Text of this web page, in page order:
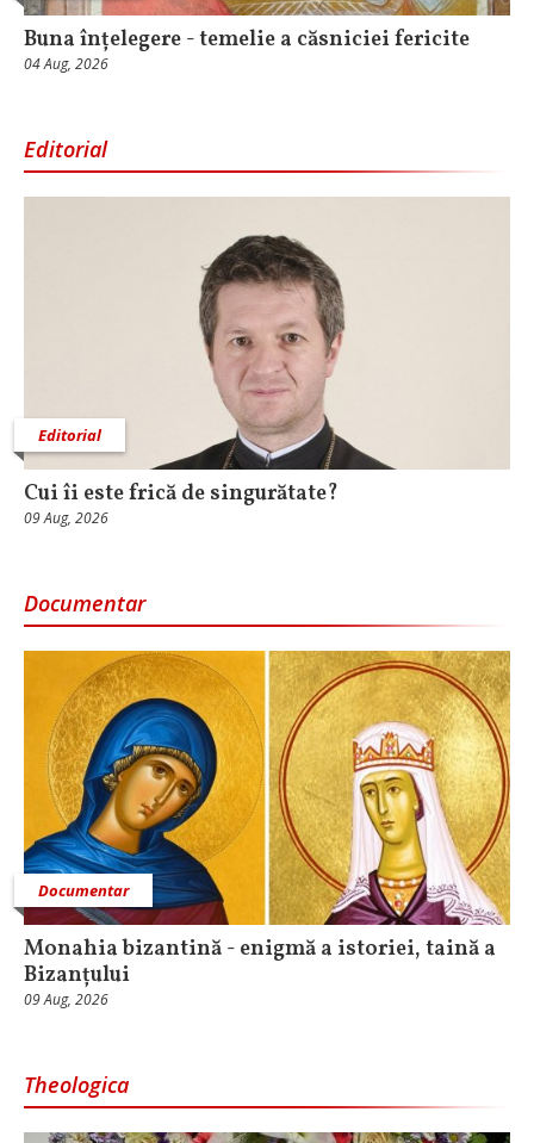
Buna înțelegere - temelie a căsniciei fericite
04 Aug, 2026
Editorial
Editorial
Cui îi este frică de singurătate?
09 Aug, 2026
Documentar
Documentar
Monahia bizantină - enigmă a istoriei, taină a
Bizanțului
09 Aug, 2026
Theologica